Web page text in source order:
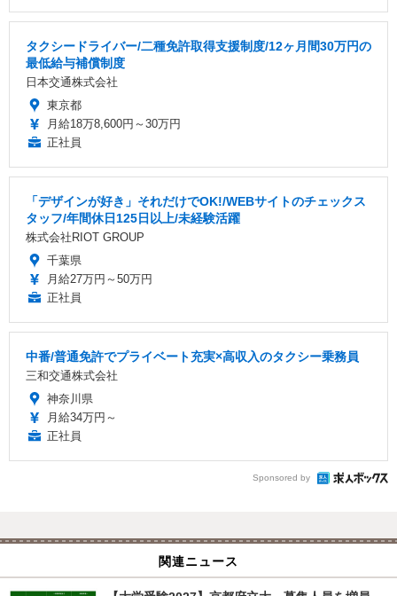
タクシードライバー/二種免許取得支援制度/12ヶ月間30万円の
最低給与補償制度
日本交通株式会社
東京都
月給18万8,600円～30万円
正社員
「デザインが好き」それだけでOK!/WEBサイトのチェックス
タッフ/年間休日125日以上/未経験活躍
株式会社RIOT GROUP
千葉県
月給27万円～50万円
正社員
中番/普通免許でプライベート充実×高収入のタクシー乗務員
三和交通株式会社
神奈川県
月給34万円～
正社員
Sponsored by
関連ニュース